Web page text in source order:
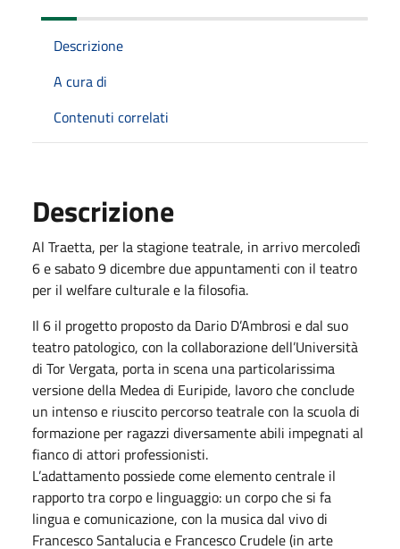
Descrizione
A cura di
Contenuti correlati
Descrizione
Al Traetta, per la stagione teatrale, in arrivo mercoledì
6 e sabato 9 dicembre due appuntamenti con il teatro
per il welfare culturale e la filosofia.
Il 6 il progetto proposto da Dario D’Ambrosi e dal suo
teatro patologico, con la collaborazione dell’Università
di Tor Vergata, porta in scena una particolarissima
versione della Medea di Euripide, lavoro che conclude
un intenso e riuscito percorso teatrale con la scuola di
formazione per ragazzi diversamente abili impegnati al
fianco di attori professionisti.
L’adattamento possiede come elemento centrale il
rapporto tra corpo e linguaggio: un corpo che si fa
lingua e comunicazione, con la musica dal vivo di
Francesco Santalucia e Francesco Crudele (in arte